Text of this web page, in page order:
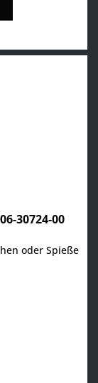
30724-00
oder Spieße